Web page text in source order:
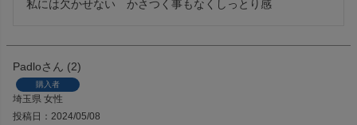
Padlo 2
購入者
埼玉県 女性
投稿日
2024/05/08